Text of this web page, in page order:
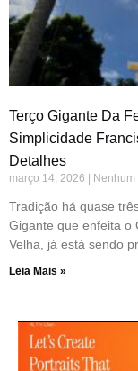
Terço Gigante Da
Simplicidade
Detalhes
março 14, 2026
Tradição há quase
Gigante que enfeita o
Velha, já está sendo
Leia Mais »